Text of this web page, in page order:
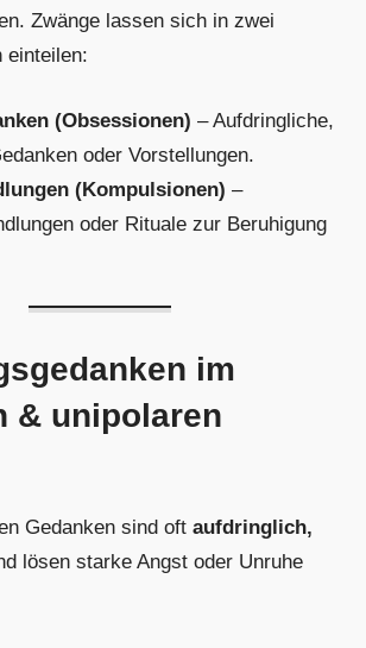
Zwänge lassen sich in zwei
einteilen:
(Obsessionen) – Aufdringliche,
oder Vorstellungen.
(Kompulsionen) –
oder Rituale zur Beruhigung
im
& unipolaren
Gedanken sind oft aufdringlich,
lösen starke Angst oder Unruhe